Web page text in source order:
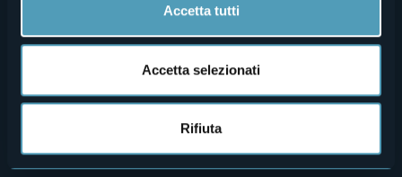
Accetta tutti
Accetta selezionati
Rifiuta
Menù
secondario
Chi siamo Enogastronomia
Webcam